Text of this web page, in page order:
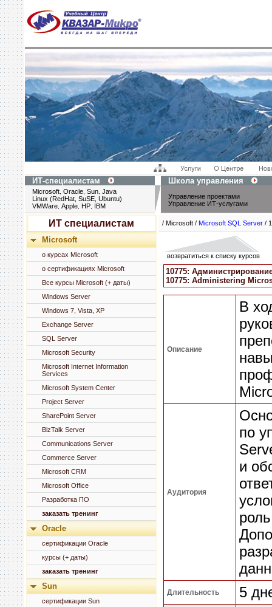
ИТ-специалистам Школа управления
Microsoft Oracle Sun Java
Linux (RedHat, SuSE, Ubuntu)
VMWare Apple HP IBM
Управление проектами
Управление ИТ-услугами
ИТ специалистам
Microsoft
о курсах Microsoft
о сертификациях Microsoft
Все курсы Microsoft (+ даты)
Windows Server
Windows 7, Vista, XP
Exchange Server
SQL Server
Microsoft Security
Microsoft Internet Information
Services
Microsoft System Center
Project Server
SharePoint Server
BizTalk Server
Communications Server
Commerce Server
Microsoft CRM
Microsoft Office
Разработка ПО
заказать тренинг
Oracle
сертификации Oracle
курсы (+ даты)
заказать тренинг
Sun
сертификации Sun
/ Microsoft / Microsoft SQL Server /
возвратиться к списку курсов
10775:
10775: Administering
Описание
В
Аудитория
по
и
Длительность 5